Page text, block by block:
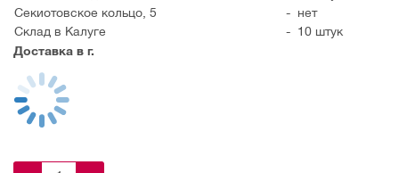
Секиотовское кольцо, 5
- нет
Склад в Калуге
- 10 штук
Доставка в г.